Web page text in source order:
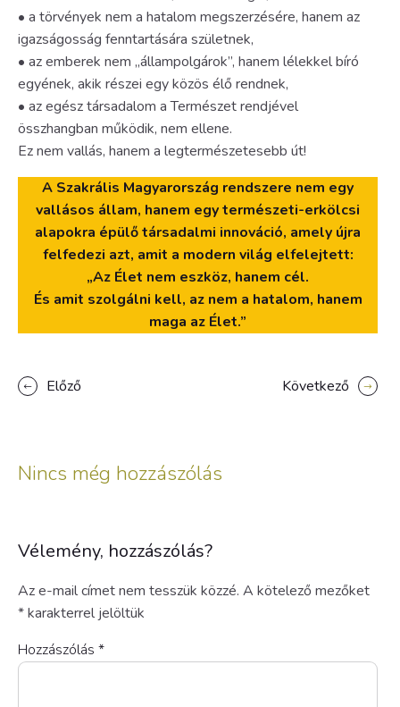
• a törvények nem a hatalom megszerzésére, hanem az
igazságosság fenntartására születnek,
• az emberek nem „állampolgárok”, hanem lélekkel bíró
egyének, akik részei egy közös élő rendnek,
• az egész társadalom a Természet rendjével
összhangban működik, nem ellene.
Ez nem vallás, hanem a legtermészetesebb út!
A Szakrális Magyarország rendszere nem egy
vallásos állam, hanem egy természeti-erkölcsi
alapokra épülő társadalmi innováció, amely újra
felfedezi azt, amit a modern világ elfelejtett:
„Az Élet nem eszköz, hanem cél.
És amit szolgálni kell, az nem a hatalom, hanem
maga az Élet.”
Előző Következő
Nincs még hozzászólás
Vélemény, hozzászólás?
Az e-mail címet nem tesszük közzé. A kötelező mezőket
*karakterrel jelöltük
Hozzászólás *